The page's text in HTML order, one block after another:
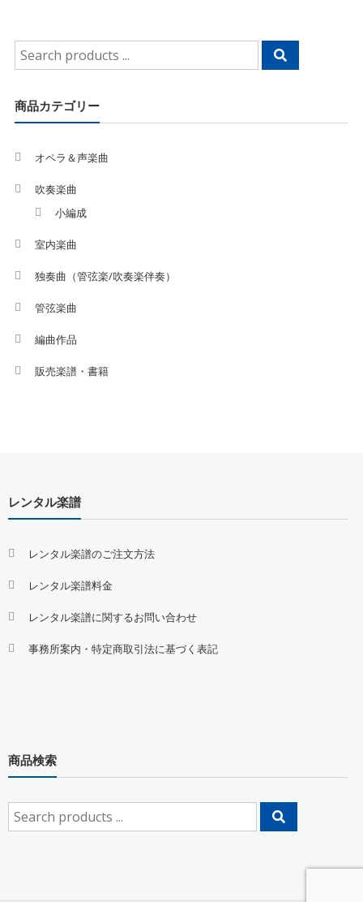
Search
for:
商品カテゴリー
オペラ＆声楽曲
吹奏楽曲
小編成
室内楽曲
独奏曲（管弦楽/吹奏楽伴奏）
管弦楽曲
編曲作品
販売楽譜・書籍
レンタル楽譜
レンタル楽譜のご注文方法
レンタル楽譜料金
レンタル楽譜に関するお問い合わせ
事務所案内・特定商取引法に基づく表記
商品検索
Search
for: